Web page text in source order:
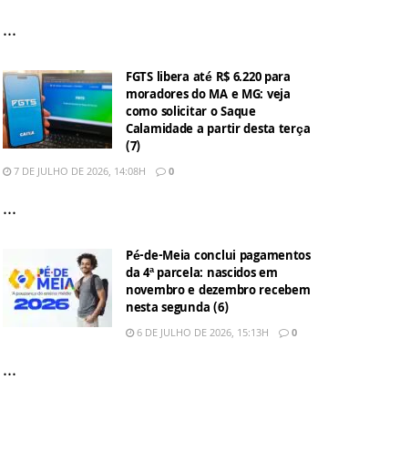
...
FGTS libera até R$ 6.220 para
moradores do MA e MG: veja
como solicitar o Saque
Calamidade a partir desta terça
(7)
7 DE JULHO DE 2026, 14:08H 0
...
Pé-de-Meia conclui pagamentos
da 4ª parcela: nascidos em
novembro e dezembro recebem
nesta segunda (6)
6 DE JULHO DE 2026, 15:13H 0
...